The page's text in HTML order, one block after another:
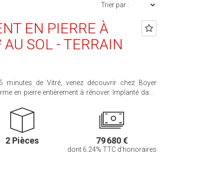
EN PIERRE À
SOL - TERRAIN
minutes de Vitré, venez découvrir chez Boyer
entièrement à rénover. Implanté dans
verdoyant. Le bâtiment développe
terrain d'environ 2 500 m² (à définir). Il présente un
idéal pour un projet de résidence
! Pour
nous. Prix HAI : 79 680 € dont 75
2 Pièces 79 680 €
dont 6.24% TTC d'honoraires